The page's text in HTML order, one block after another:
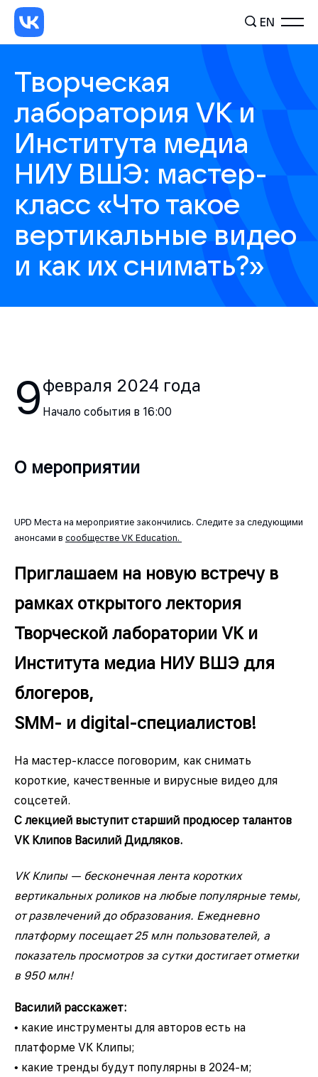
EN
Творческая
лаборатория VK и
Института медиа
НИУ ВШЭ: мастер-
класс «Что такое
вертикальные видео
и как их снимать?»
9февраля 2024 года
Начало события в 16:00
О мероприятии
UPD Места на мероприятие закончились. Следите за следующими
анонсами в сообществе VK Education.
Приглашаем на новую встречу в
рамках открытого лектория
Творческой лаборатории VK и
Института медиа НИУ ВШЭ для
блогеров,
SMM- и digital-специалистов!
На мастер-классе поговорим, как снимать
короткие, качественные и вирусные видео для
соцсетей.
С лекцией выступит старший продюсер талантов
VK Клипов Василий Дидляков.
VK Клипы — бесконечная лента коротких
вертикальных роликов на любые популярные темы,
от развлечений до образования. Ежедневно
платформу посещает 25 млн пользователей, а
показатель просмотров за сутки достигает отметки
в 950 млн!
Василий расскажет:
• какие инструменты для авторов есть на
платформе VK Клипы;
• какие тренды будут популярны в 2024-м;